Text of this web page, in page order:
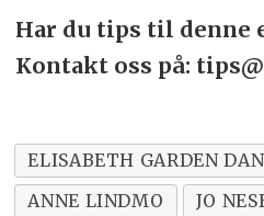
Har du tips til denne
Kontakt oss på:
ELISABETH GARDEN
ANNE LINDMO
JO